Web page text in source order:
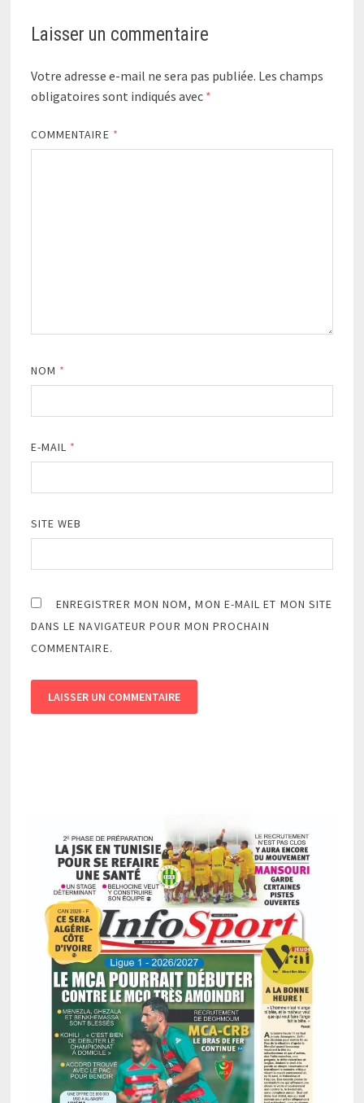
Laisser un commentaire
Votre adresse e-mail ne sera pas publiée. Les champs
obligatoires sont indiqués avec *
COMMENTAIRE *
NOM *
E-MAIL *
SITE WEB
ENREGISTRER MON NOM, MON E-MAIL ET MON SITE
DANS LE NAVIGATEUR POUR MON PROCHAIN
COMMENTAIRE.